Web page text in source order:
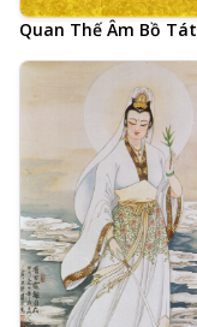
Quan Thế Âm Bồ Tát